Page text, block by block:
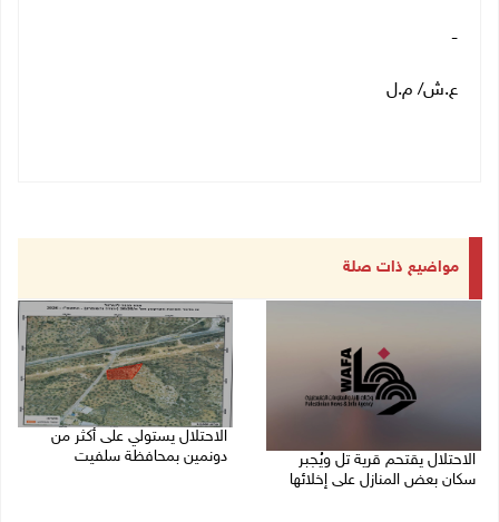
-
ع.ش/ م.ل
مواضيع ذات صلة
الاحتلال يقتحم قرية تل ويُجبر
سكان بعض المنازل على إخلائها
الاحتلال يستولي على أكثر من
دونمين بمحافظة سلفيت